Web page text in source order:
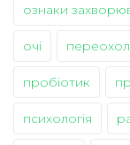
ознаки
очі
пробіотик
психологія